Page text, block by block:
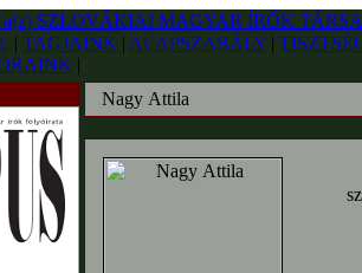
| TAGJAINK | ALAPSZABÁLY |
|
Nagy Attila